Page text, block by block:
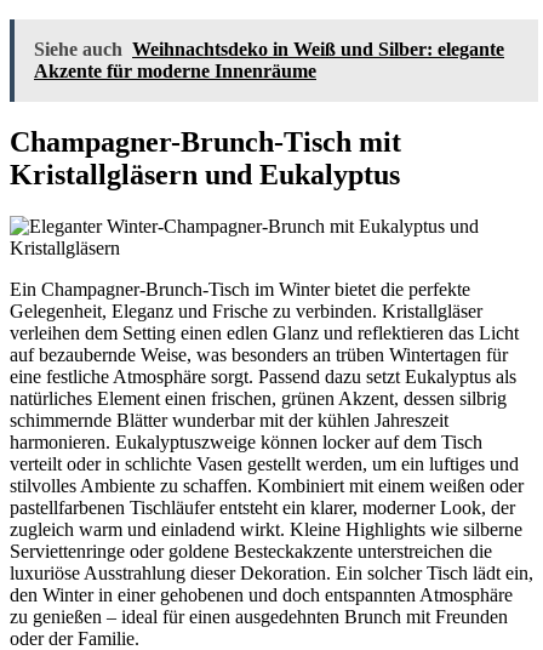
Siehe auch Weihnachtsdeko in Weiß und Silber: elegante
Akzente für moderne Innenräume
Champagner-Brunch-Tisch mit
Kristallgläsern und Eukalyptus
Ein Champagner-Brunch-Tisch im Winter bietet die perfekte
Gelegenheit, Eleganz und Frische zu verbinden. Kristallgläser
verleihen dem Setting einen edlen Glanz und reflektieren das Licht
auf bezaubernde Weise, was besonders an trüben Wintertagen für
eine festliche Atmosphäre sorgt. Passend dazu setzt Eukalyptus als
natürliches Element einen frischen, grünen Akzent, dessen silbrig
schimmernde Blätter wunderbar mit der kühlen Jahreszeit
harmonieren. Eukalyptuszweige können locker auf dem Tisch
verteilt oder in schlichte Vasen gestellt werden, um ein luftiges und
stilvolles Ambiente zu schaffen. Kombiniert mit einem weißen oder
pastellfarbenen Tischläufer entsteht ein klarer, moderner Look, der
zugleich warm und einladend wirkt. Kleine Highlights wie silberne
Serviettenringe oder goldene Besteckakzente unterstreichen die
luxuriöse Ausstrahlung dieser Dekoration. Ein solcher Tisch lädt ein,
den Winter in einer gehobenen und doch entspannten Atmosphäre
zu genießen – ideal für einen ausgedehnten Brunch mit Freunden
oder der Familie.